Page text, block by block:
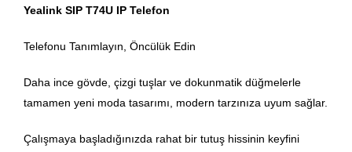
Yealink SIP T74U IP Telefon
Telefonu Tanımlayın, Öncülük Edin
Daha ince gövde, çizgi tuşlar ve dokunmatik düğmelerle
tamamen yeni moda tasarımı, modern tarzınıza uyum sağlar.
Çalışmaya başladığınızda rahat bir tutuş hissinin keyfini